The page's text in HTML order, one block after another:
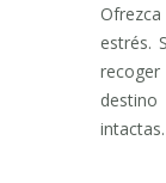
estrés.
intactas.